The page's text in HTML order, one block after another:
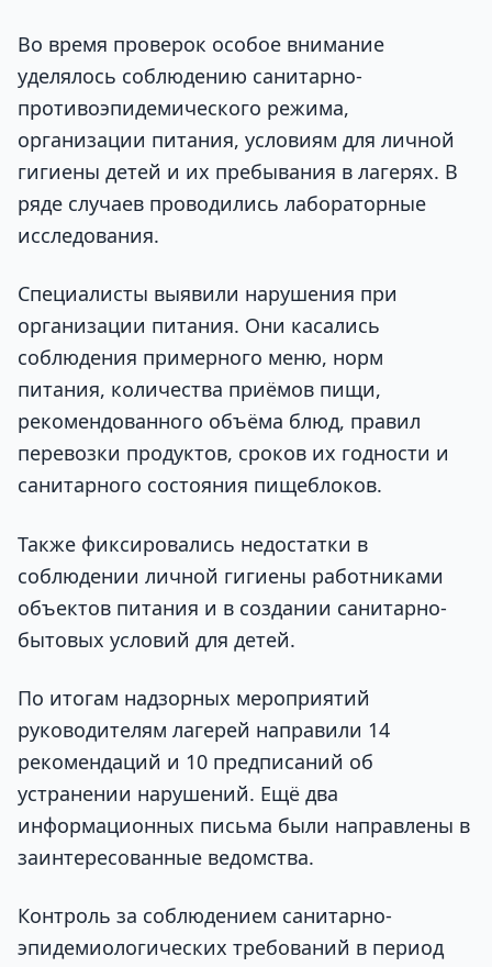
Во время проверок особое внимание
уделялось соблюдению санитарно-
противоэпидемического режима,
организации питания, условиям для личной
гигиены детей и их пребывания в лагерях. В
ряде случаев проводились лабораторные
исследования.
Специалисты выявили нарушения при
организации питания. Они касались
соблюдения примерного меню, норм
питания, количества приёмов пищи,
рекомендованного объёма блюд, правил
перевозки продуктов, сроков их годности и
санитарного состояния пищеблоков.
Также фиксировались недостатки в
соблюдении личной гигиены работниками
объектов питания и в создании санитарно-
бытовых условий для детей.
По итогам надзорных мероприятий
руководителям лагерей направили 14
рекомендаций и 10 предписаний об
устранении нарушений. Ещё два
информационных письма были направлены в
заинтересованные ведомства.
Контроль за соблюдением санитарно-
эпидемиологических требований в период